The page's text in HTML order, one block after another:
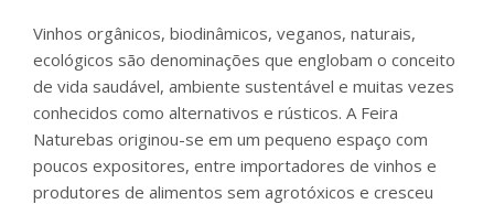
Vinhos orgânicos, biodinâmicos, veganos, naturais,
ecológicos são denominações que englobam o conceito
de vida saudável, ambiente sustentável e muitas vezes
conhecidos como alternativos e rústicos. A Feira
Naturebas originou-se em um pequeno espaço com
poucos expositores, entre importadores de vinhos e
produtores de alimentos sem agrotóxicos e cresceu